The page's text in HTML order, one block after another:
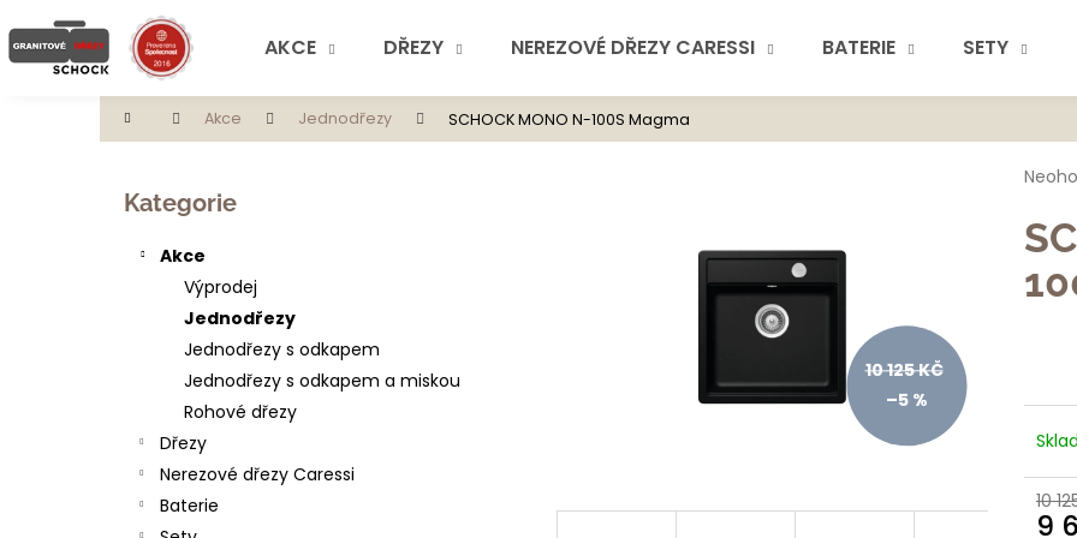
na
obsah
AKCE DŘEZY NEREZOVÉ DŘEZY CARESSI BATERIE SETY
Domů Akce Jednodřezy SCHOCK MONO N-100S Magma
Přeskočit
kategorie
Kategorie
Akce
Výprodej
Jednodřezy
Jednodřezy s odkapem
Jednodřezy s odkapem a miskou
Rohové dřezy
Dřezy
Nerezové dřezy Caressi
Baterie
je
z
10
9
10 125 KČ
–5 %
o
Zpět
Zpět